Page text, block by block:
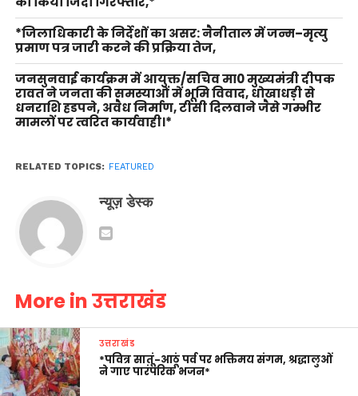
*जिलाधिकारी के निर्देशों का असर: नैनीताल में जन्म–मृत्यु
प्रमाण पत्र जारी करने की प्रक्रिया तेज,
जनसुनवाई कार्यक्रम में आयुक्त/सचिव मा0 मुख्यमंत्री दीपक
रावत ने जनता की समस्याओं में भूमि विवाद, धोखाधड़ी से
धनराशि हडपने, अवैध निर्माण, टीसी दिलवाने जैसे गम्भीर
मामलों पर त्वरित कार्यवाही।*
RELATED TOPICS: FEATURED
न्यूज़ डेस्क
More in उत्तराखंड
उत्तराखंड
*पवित्र सातूं-आठूं पर्व पर भक्तिमय संगम, श्रद्धालुओं
ने गाए पारंपरिक भजन*